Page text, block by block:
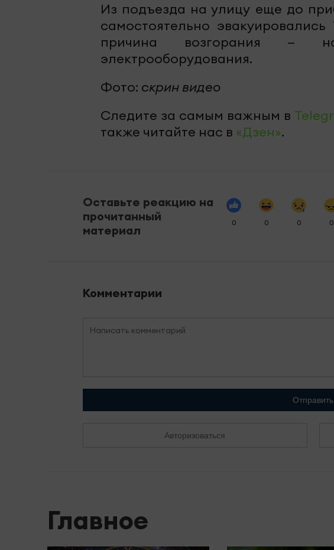
Из подъезда на улицу еще до
самостоятельно
причина возгорания —
электрооборудования.
Фото: скрин видео
Следите за самым важным в
также читайте нас в «Дзен».
Оставьте реакцию на
прочитанный
материал
0 0 0 0
Комментарии
Отправить
Авторизоваться
Главное